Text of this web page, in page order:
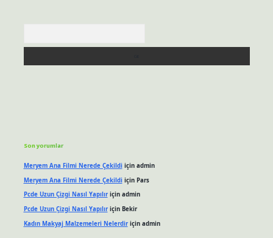
Son yorumlar
Meryem Ana Filmi Nerede Çekildiiçin admin
Meryem Ana Filmi Nerede Çekildiiçin Pars
Pcde Uzun Çizgi Nasıl Yapılıriçin admin
Pcde Uzun Çizgi Nasıl Yapılıriçin Bekir
Kadın Makyaj Malzemeleri Nelerdiriçin admin